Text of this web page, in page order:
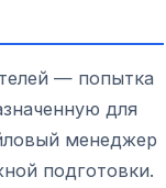
— попытка
для
менеджер
подготовки.